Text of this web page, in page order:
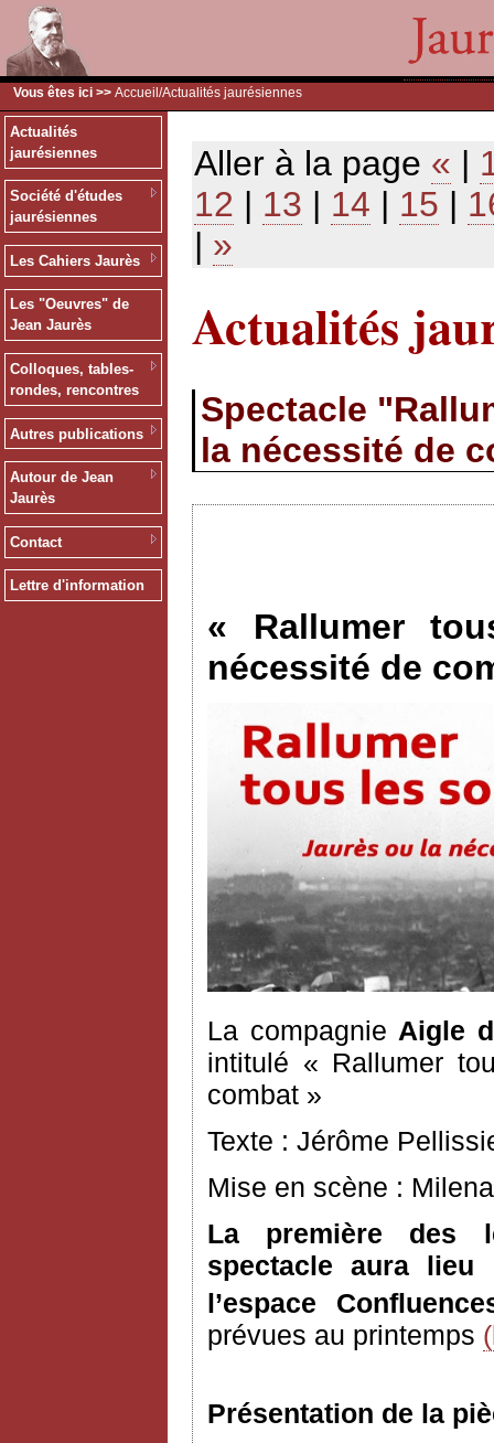
Vous êtes ici >> Accueil /Actualités jaurésiennes
Actualités
jaurésiennes
Société d'études
jaurésiennes
Les Cahiers Jaurès
Les "Oeuvres" de
Jean Jaurès
Colloques, tables-
rondes, rencontres
Autres publications
Autour de Jean
Jaurès
Contact
Lettre d'information
Aller à la page « |
12 | 13 | 14 | 15 |
| »
Actualités
Spectacle
la nécessité de
« Rallumer
nécessité de
La compagnie Aigle
intitulé « Rallumer
combat »
Texte : Jérôme
Mise en scène :
La première des
spectacle aura
l’espace
prévues au printemps
Présentation de la